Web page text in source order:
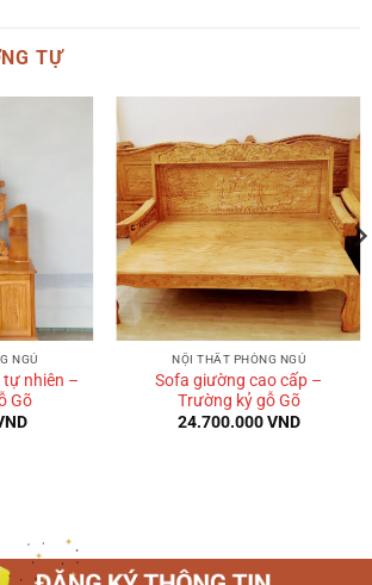
TỰ
NGỦ
tự nhiên –
Gõ
NỘI THẤT PHÒNG NGỦ
Sofa giường cao cấp –
Trường kỷ gỗ Gõ
24.700.000VND